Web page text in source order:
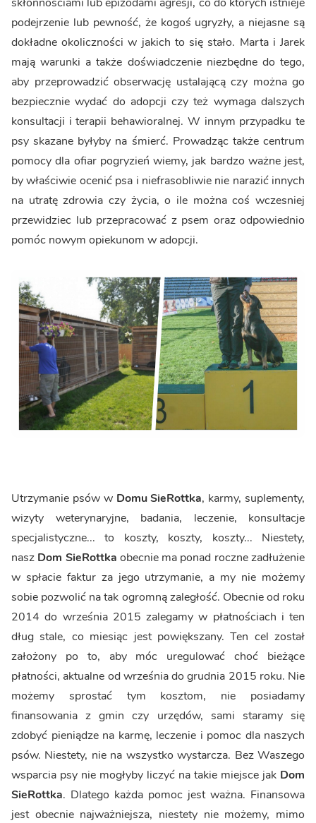
podejrzenie lub pewność, że kogoś ugryzły, a niejasne są
dokładne okoliczności w jakich to się stało. Marta i Jarek
mają warunki a także doświadczenie niezbędne do tego,
aby przeprowadzić obserwację ustalającą czy można go
bezpiecznie wydać do adopcji czy też wymaga dalszych
konsultacji i terapii behawioralnej. W innym przypadku te
psy skazane byłyby na śmierć. Prowadząc także centrum
pomocy dla ofiar pogryzień wiemy, jak bardzo ważne jest,
by właściwie ocenić psa i niefrasobliwie nie narazić innych
na utratę zdrowia czy życia, o ile można coś wczesniej
przewidziec lub przepracować z psem oraz odpowiednio
pomóc nowym opiekunom w adopcji.
Utrzymanie psów w Domu SieRottka, karmy, suplementy,
wizyty weterynaryjne, badania, leczenie, konsultacje
specjalistyczne... to koszty, koszty, koszty... Niestety,
nasz Dom SieRottka obecnie ma ponad roczne zadłużenie
w spłacie faktur za jego utrzymanie, a my nie możemy
sobie pozwolić na tak ogromną zaległość. Obecnie od roku
2014 do września 2015 zalegamy w płatnościach i ten
dług stale, co miesiąc jest powiększany. Ten cel został
założony po to, aby móc uregulować choć bieżące
płatności, aktualne od września do grudnia 2015 roku. Nie
możemy sprostać tym kosztom, nie posiadamy
finansowania z gmin czy urzędów, sami staramy się
zdobyć pieniądze na karmę, leczenie i pomoc dla naszych
psów. Niestety, nie na wszystko wystarcza. Bez Waszego
wsparcia psy nie mogłyby liczyć na takie miejsce jak Dom
SieRottka. Dlatego każda pomoc jest ważna. Finansowa
jest obecnie najważniejsza, niestety nie możemy, mimo